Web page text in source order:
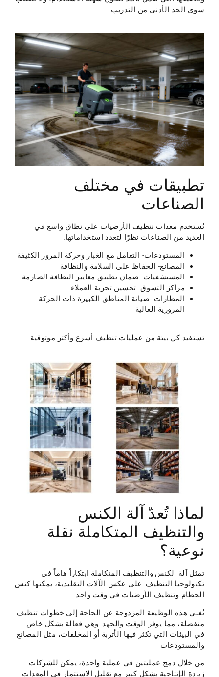
سوى الحد الأدنى من التدريب.
تطبيقات في مختلف
الصناعات
تُستخدم معدات تنظيف الأرضيات على نطاق واسع في
العديد من الصناعات نظرًا لتعدد استخداماتها.
المستودعات- التعامل مع الغبار وحركة المرور الكثيفة
المصانع- الحفاظ على السلامة والنظافة
المستشفيات- ضمان تطبيق معايير النظافة الصارمة
مراكز التسوق- تحسين تجربة العملاء
المطارات- صيانة المناطق الكبيرة ذات الحركة
المرورية العالية
تستفيد كل بيئة من عمليات تنظيف أسرع وأكثر موثوقية.
لماذا تُعدّ آلة الكنس
والتنظيف المتكاملة نقلة
نوعية؟
تمثل آلة الكنس والتنظيف المتكاملة ابتكاراً هاماً في
تكنولوجيا التنظيف. على عكس الآلات التقليدية، يمكنها كنس
الحطام وتنظيف الأرضيات في وقت واحد.
تُغني هذه الوظيفة المزدوجة عن الحاجة إلى خطوات تنظيف
منفصلة، مما يوفر الوقت والجهد. وهي فعالة بشكل خاص
في البيئات التي تكثر فيها الأتربة أو المخلفات، مثل المصانع
والمستودعات.
من خلال دمج عمليتين في عملية واحدة، يمكن للشركات
زيادة الإنتاجية بشكل كبير مع تقليل الاستثمار في المعدات.